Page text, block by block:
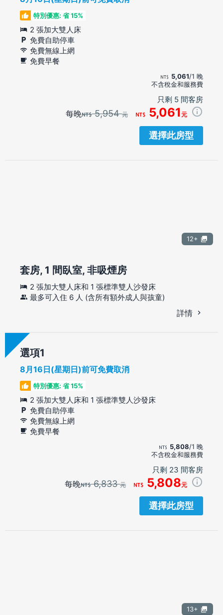
特別優惠: 省 15%
2 張加大雙人床
免費自助停車
免費無線上網
免費早餐
5,061/1 晚
不含稅金和服務費
只剩 5 間客房
每晚 5,954元 5,061 元
選擇此房型
12+
套房, 1 間臥室, 非吸煙房
2 張加大雙人床和 1 張標準雙人沙發床
最多可入住 6 人 (含所有額外成人與孩童)
詳情
選項
8月16日(星期日)前可免費取消
特別優惠: 省 15%
2 張加大雙人床和 1 張標準雙人沙發床
免費自助停車
免費無線上網
免費早餐
5,808/1 晚
不含稅金和服務費
只剩 23 間客房
每晚 6,833元 5,808元
選擇此房型
13+